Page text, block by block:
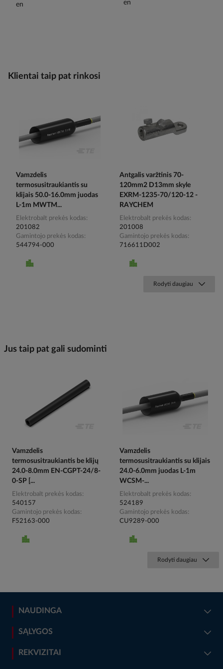
Klientai taip pat rinkosi
Vamzdelis
termosusitraukiantis su
klijais 50.0-16.0mm juodas
L-1m MWTM...
Elektrobalt prekės kodas
201082
Gamintojo prekės kodas
544794-000
Antgalis varžtinis 70-
120mm2 D13mm skyle
EXRM-1235-70/120-12 -
RAYCHEM
Elektrobalt prekės kodas
201008
Gamintojo prekės kodas
716611D002
Rodyti daugiau
Jus taip pat gali sudominti
Vamzdelis
termosusitraukiantis be klijų
24.0-8.0mm EN-CGPT-24/8-
0-SP [...
Elektrobalt prekės kodas
540157
Gamintojo prekės kodas
F52163-000
Vamzdelis
termosusitraukiantis su klijais
24.0-6.0mm juodas L-1m
WCSM-...
Elektrobalt prekės kodas
524189
Gamintojo prekės kodas
CU9289-000
Rodyti daugiau
NAUDINGA
SĄLYGOS
REKVIZITAI